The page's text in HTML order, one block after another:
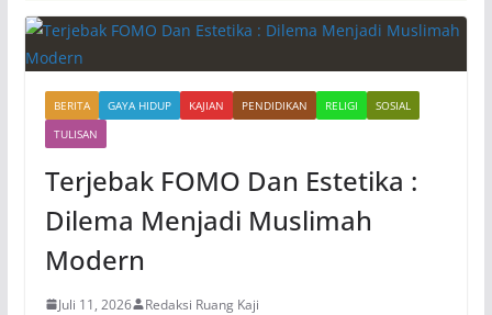
BERITA GAYA HIDUP KAJIAN PENDIDIKAN RELIGI
SOSIAL
TULISAN
Terjebak FOMO Dan Estetika :
Dilema Menjadi Muslimah
Modern
Juli 11, 2026 Redaksi Ruang Kaji